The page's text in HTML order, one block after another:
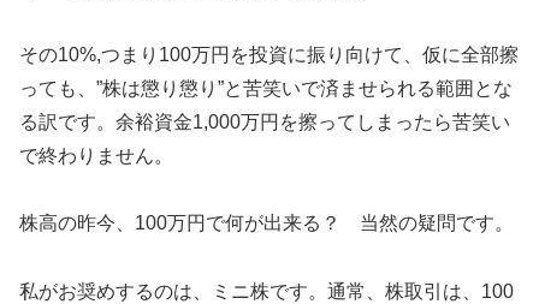
その10%,つまり100万円を投資に振り向けて、仮に全部擦
っても、”株は懲り懲り”と苦笑いで済ませられる範囲とな
る訳です。余裕資金1,000万円を擦ってしまったら苦笑い
で終わりません。
株高の昨今、100万円で何が出来る？ 当然の疑問です。
私がお奨めするのは、ミニ株です。通常、株取引は、100